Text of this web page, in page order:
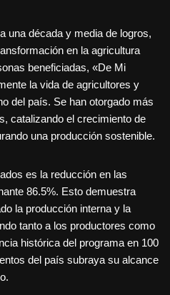
una década y media de logros,
en la agricultura
beneficiadas, «De Mi
la vida de agricultores y
del país. Se han otorgado más
catalizando el crecimiento de
una producción sostenible.
es la reducción en las
86.5%. Esto demuestra
la producción interna y la
tanto a los productores como
histórica del programa en 100
del país subraya su alcance